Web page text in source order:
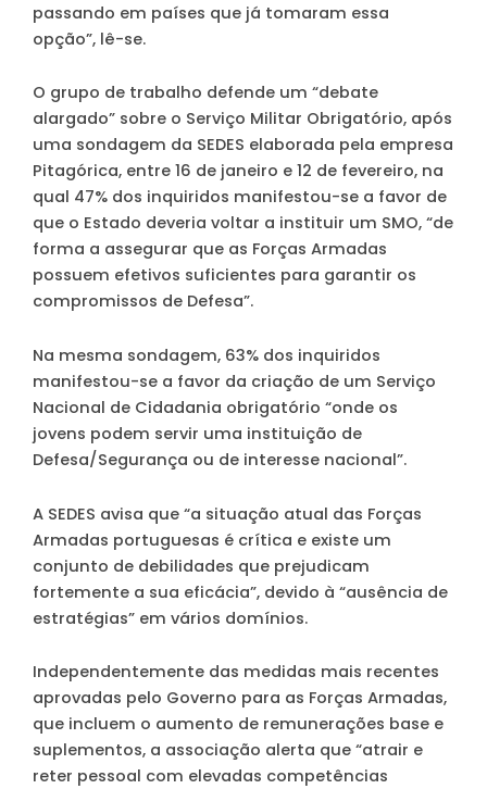
passando em países que já tomaram essa
opção”, lê-se.
O grupo de trabalho defende um “debate
alargado” sobre o Serviço Militar Obrigatório, após
uma sondagem da SEDES elaborada pela empresa
Pitagórica, entre 16 de janeiro e 12 de fevereiro, na
qual 47% dos inquiridos manifestou-se a favor de
que o Estado deveria voltar a instituir um SMO, “de
forma a assegurar que as Forças Armadas
possuem efetivos suficientes para garantir os
compromissos de Defesa”.
Na mesma sondagem, 63% dos inquiridos
manifestou-se a favor da criação de um Serviço
Nacional de Cidadania obrigatório “onde os
jovens podem servir uma instituição de
Defesa/Segurança ou de interesse nacional”.
A SEDES avisa que “a situação atual das Forças
Armadas portuguesas é crítica e existe um
conjunto de debilidades que prejudicam
fortemente a sua eficácia”, devido à “ausência de
estratégias” em vários domínios.
Independentemente das medidas mais recentes
aprovadas pelo Governo para as Forças Armadas,
que incluem o aumento de remunerações base e
suplementos, a associação alerta que “atrair e
reter pessoal com elevadas competências